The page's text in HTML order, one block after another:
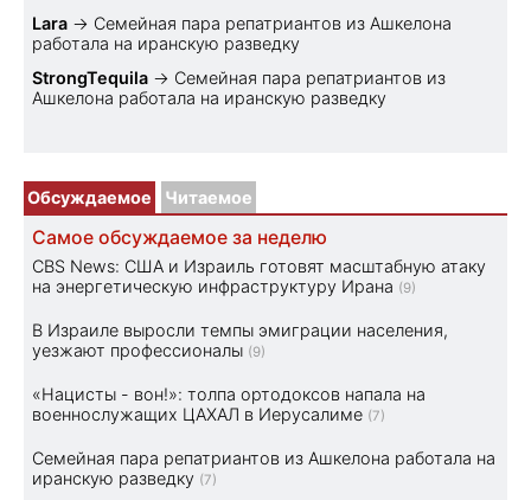
Lara → Семейная пара репатриантов из Ашкелона
работала на иранскую разведку
StrongTequila → Семейная пара репатриантов из
Ашкелона работала на иранскую разведку
Обсуждаемое Читаемое
Самое обсуждаемое за неделю
CBS News: США и Израиль готовят масштабную атаку
на энергетическую инфраструктуру Ирана (9)
В Израиле выросли темпы эмиграции населения,
уезжают профессионалы (9)
«Нацисты - вон!»: толпа ортодоксов напала на
военнослужащих ЦАХАЛ в Иерусалиме (7)
Семейная пара репатриантов из Ашкелона работала на
иранскую разведку (7)